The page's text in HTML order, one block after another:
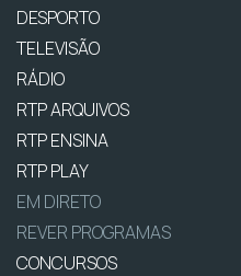
DESPORTO
TELEVISÃO
RÁDIO
RTP ARQUIVOS
RTP ENSINA
RTP PLAY
EM DIRETO
REVER PROGRAMAS
CONCURSOS